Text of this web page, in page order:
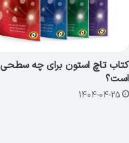
کتاب تاچ استون برای چه سطحی
است؟
1404-04-25